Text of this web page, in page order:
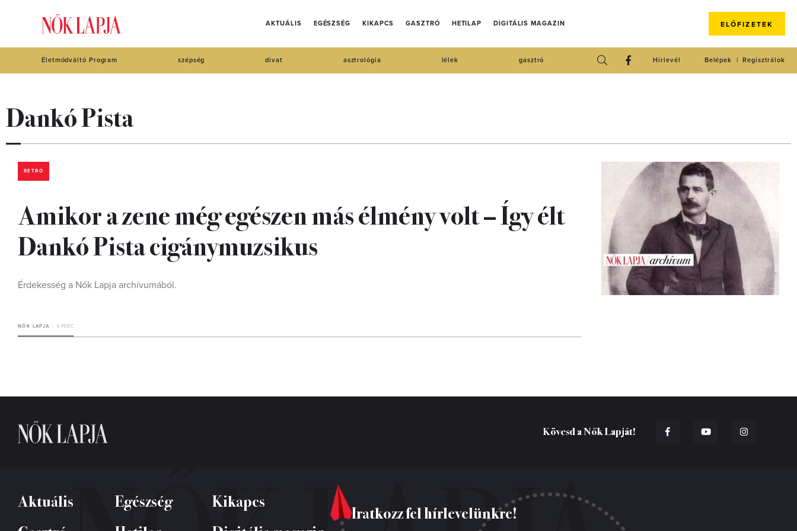
AKTUÁLIS EGÉSZSÉG KIKAPCS GASZTRÓ HETILAP DIGITÁLIS MAGAZIN ELŐFIZETEK
Életmódváltó Program szépség divat asztrológia lélek gasztró Regisztrálok
Belépek
Hírlevél
Dankó Pista
RETRÓ
Amikor a zene még egészen más élmény volt – Így élt
Dankó Pista cigánymuzsikus
Érdekesség a Nők Lapja archívumából.
NŐK LAPJA 6 PERC
Kövesd a Nők Lapját!
Aktuális Egészség
Kikapcs
Iratkozz fel hírlevelünkre!